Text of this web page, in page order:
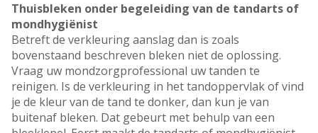
Thuisbleken onder begeleiding van de tandarts of
mondhygiënist
Betreft de verkleuring aanslag dan is zoals
bovenstaand beschreven bleken niet de oplossing.
Vraag uw mondzorgprofessional uw tanden te
reinigen. Is de verkleuring in het tandoppervlak of vind
je de kleur van de tand te donker, dan kun je van
buitenaf bleken. Dat gebeurt met behulp van een